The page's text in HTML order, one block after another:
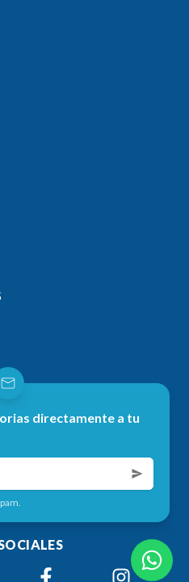
directamente a tu